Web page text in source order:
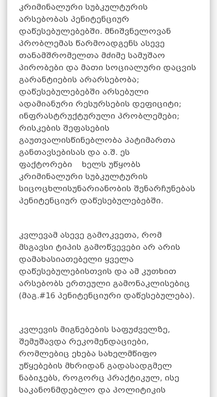
კრიმინალური სუბკულტურის
არსებობას პენიტენციურ
დაწესებულებებში. მნიშვნელოვან
პრობლემას წარმოადგენს ასევე
თანამშრომელთა მძიმე სამუშაო
პირობები და მათი სოციალური დაცვის
გარანტიების არარსებობა;
დაწესებულებებში არსებული
ადამიანური რესურსების დეფიციტი;
ინფრასტრუქტურული პრობლემები;
რისკების შეფასების
გაუთვალისწინებლობა პატიმართა
განთავსებისას და ა.შ. ეს
ფაქტორები ხელს უწყობს
კრიმინალური სუბკულტურის
სიცოცხლისუნარიანობის შენარჩუნებას
პენიტენციურ დაწესებულებებში.
კვლევამ ასევე გამოკვეთა, რომ
მსგავსი ტიპის გამოწვევები არ არის
დამახასიათებელი ყველა
დაწესებულებისთვის და ამ კუთხით
არსებობს ერთეული გამონაკლისებიც
(მაგ.#16 პენიტენციური დაწესებულება).
კვლევის მიგნებების საფუძველზე,
შემუშავდა რეკომენდაციები,
რომლებიც ეხება სახელმწიფო
უწყებების მხრიდან გადასადგმელ
ნაბიჯებს, როგორც პრაქტიკულ, ისე
საკანონმდებლო და პოლიტიკის